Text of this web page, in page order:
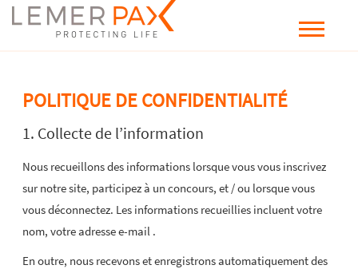
POLITIQUE DE CONFIDENTIALITÉ
1. Collecte de l’information
Nous recueillons des informations lorsque vous vous inscrivez
sur notre site, participez à un concours, et / ou lorsque vous
vous déconnectez. Les informations recueillies incluent votre
nom, votre adresse e-mail .
En outre, nous recevons et enregistrons automatiquement des